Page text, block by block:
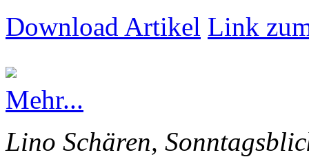
Download Artikel Link
Mehr...
Lino Schären,